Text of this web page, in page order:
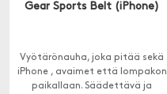
Gear Sports Belt (iPhone)
Vyötärönauha, joka pitää sekä
iPhone , avaimet että lompakon
paikallaan. Säädettävä ja